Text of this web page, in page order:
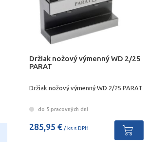
Držiak nožový výmenný WD 2/25
PARAT
Držiak nožový výmenný WD 2/25 PARAT
do 5 pracovných dní
285,95 € / ks s DPH